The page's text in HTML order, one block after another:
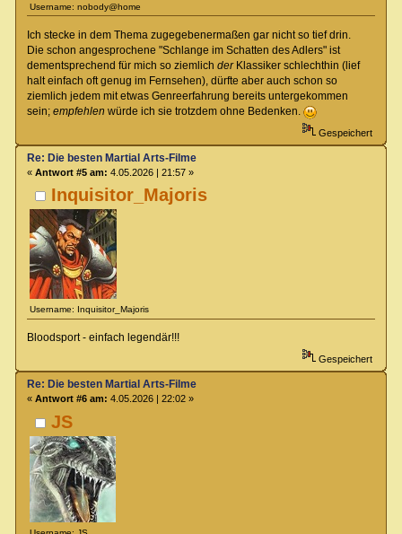
Username: nobody@home
Ich stecke in dem Thema zugegebenermaßen gar nicht so tief drin.
Die schon angesprochene "Schlange im Schatten des Adlers" ist
dementsprechend für mich so ziemlich derKlassiker schlechthin (lief
halt einfach oft genug im Fernsehen), dürfte aber auch schon so
ziemlich jedem mit etwas Genreerfahrung bereits untergekommen
sein; empfehlen würde ich sie trotzdem ohne Bedenken.
Gespeichert
Inquisitor_Majoris
Username: Inquisitor_Majoris
Re: Die besten Martial Arts-Filme
« Antwort #5 am: 4.05.2026 | 21:57 »
Bloodsport - einfach legendär!!!
Gespeichert
JS
Re: Die besten Martial Arts-Filme
« Antwort #6 am: 4.05.2026 | 22:02 »